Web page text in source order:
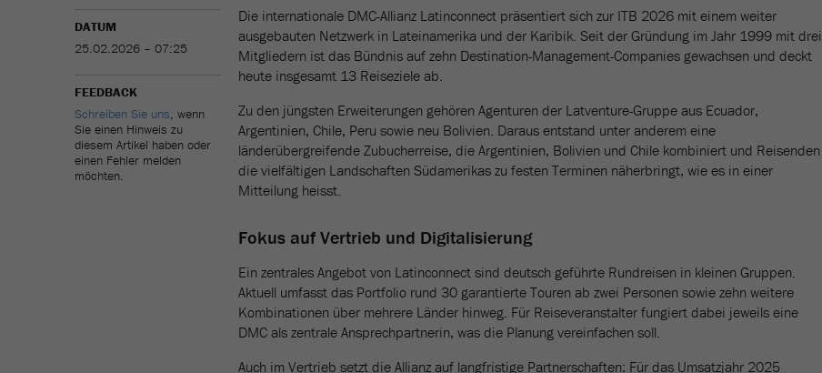
DATUM
25.02.2026 – 07:25
FEEDBACK
Schreiben Sie uns, wenn
Sie einen Hinweis zu
diesem Artikel haben oder
einen Fehler melden
möchten.
Die internationale DMC-Allianz Latinconnect präsentiert sich zur ITB 2026 mit einem weiter
ausgebauten Netzwerk in Lateinamerika und der Karibik. Seit der Gründung im Jahr 1999 mit drei
Mitgliedern ist das Bündnis auf zehn Destination-Management-Companies gewachsen und deckt
heute insgesamt 13 Reiseziele ab.
Zu den jüngsten Erweiterungen gehören Agenturen der Latventure-Gruppe aus Ecuador,
Argentinien, Chile, Peru sowie neu Bolivien. Daraus entstand unter anderem eine
länderübergreifende Zubucherreise, die Argentinien, Bolivien und Chile kombiniert und Reisenden
die vielfältigen Landschaften Südamerikas zu festen Terminen näherbringt, wie es in einer
Mitteilung heisst.
Fokus auf Vertrieb und Digitalisierung
Ein zentrales Angebot von Latinconnect sind deutsch geführte Rundreisen in kleinen Gruppen.
Aktuell umfasst das Portfolio rund 30 garantierte Touren ab zwei Personen sowie zehn weitere
Kombinationen über mehrere Länder hinweg. Für Reiseveranstalter fungiert dabei jeweils eine
DMC als zentrale Ansprechpartnerin, was die Planung vereinfachen soll.
Auch im Vertrieb setzt die Allianz auf langfristige Partnerschaften: Für das Umsatzjahr 2025